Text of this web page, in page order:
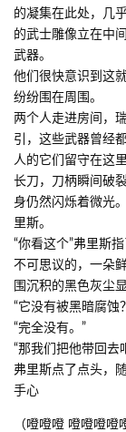
的凝集在此处，几
的武士雕像立在中
武器。
他们很快意识到这
纷纷围在周围。
两个人走进房间，
引，这些武器曾经
人的它们留守在这
长刀，刀柄瞬间破
身仍然闪烁着微光
里斯。
“你看这个”弗里斯
不可思议的，一朵
围沉积的黑色灰尘
“它没有被黑暗腐蚀
“完全没有。”
“那我们把他带回去
弗里斯点了点头，
手心
（噔噔噔 噔噔噔噔